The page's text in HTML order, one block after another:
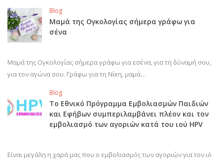
Blog
Μαμά της Ογκολογίας σήμερα γράφω για
σένα
Μαμά της Ογκολογίας σήμερα γράφω για εσένα, για τη δύναμή σου,
για τον αγώνα σου. Γράφω για τη Νίκη, μαμά…
Blog
Το Εθνικό Πρόγραμμα Εμβολιασμών Παιδιών
και Εφήβων συμπεριλαμβάνει πλέον και τον
εμβολιασμό των αγοριών κατά του ιού HPV
Είναι μεγάλη η χαρά μας που ο εμβολιασμός των αγοριών για τον ιό